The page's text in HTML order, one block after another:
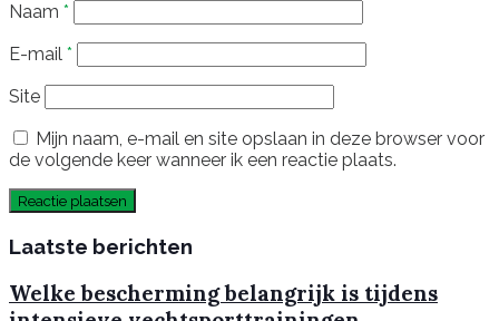
Naam *
E-mail *
Site
Mijn naam, e-mail en site opslaan in deze browser voor
de volgende keer wanneer ik een reactie plaats.
Laatste berichten
Welke bescherming belangrijk is tijdens